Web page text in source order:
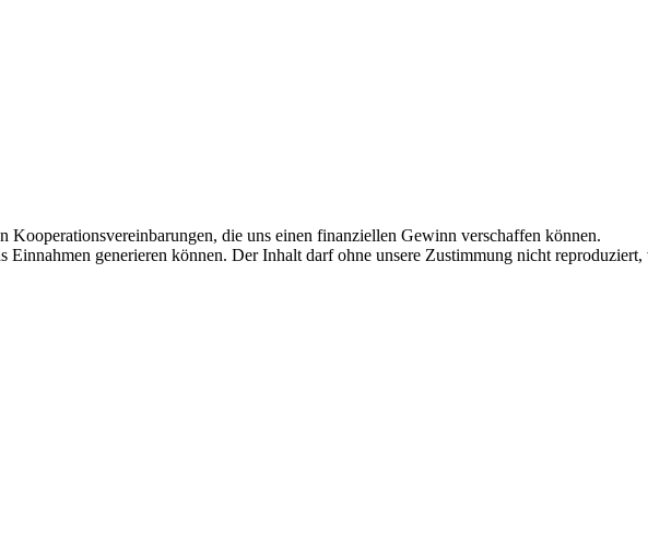
die uns einen finanziellen Gewinn verschaffen können.
generieren können. Der Inhalt darf ohne unsere Zustimmung nicht